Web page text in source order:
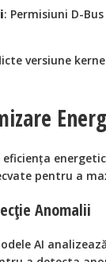
: Permisiuni D-
versiune
eficiența
pentru a
Anomalii
AI